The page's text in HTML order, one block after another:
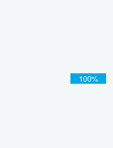
100%